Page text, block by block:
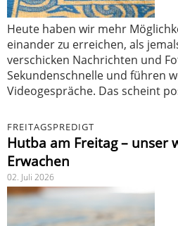
Heute haben wir mehr
einander zu erreichen, als
verschicken Nachrichten und
Sekundenschnelle und führen
Videogespräche. Das scheint
FREITAGSPREDIGT
Hutba am Freitag – unser
Erwachen
02. Juli 2026